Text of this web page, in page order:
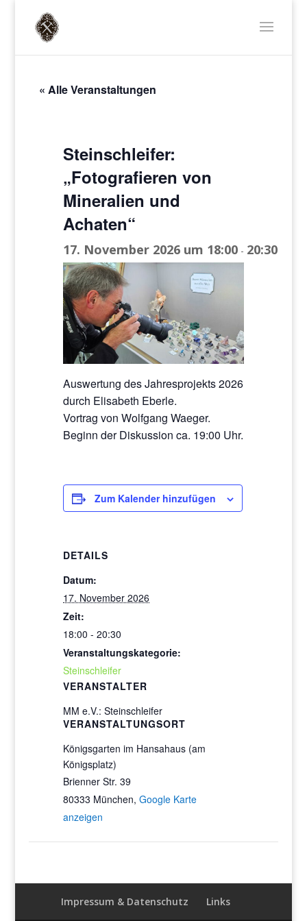
« Alle Veranstaltungen
Steinschleifer:
„Fotografieren von
Mineralien und
Achaten“
17. November 2026 um 18:00 - 20:30
Auswertung des Jahresprojekts 2026
durch Elisabeth Eberle.
Vortrag von Wolfgang Waeger.
Beginn der Diskussion ca. 19:00 Uhr.
Zum Kalender hinzufügen
DETAILS
Datum:
17. November 2026
Zeit:
18:00 - 20:30
Veranstaltungskategorie:
Steinschleifer
VERANSTALTUNGSORT
Königsgarten im Hansahaus (am
Königsplatz)
Brienner Str. 39
80333 München, Google Karte
anzeigen
VERANSTALTER
MM e.V.: Steinschleifer
Impressum & Datenschutz Links